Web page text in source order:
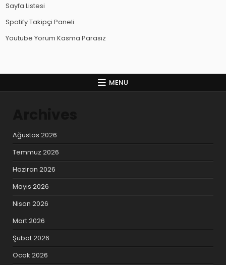
Sayfa Listesi
Spotify Takipçi Paneli
Youtube Yorum Kasma Parasız
MENU
Ağustos 2026
Temmuz 2026
Haziran 2026
Mayıs 2026
Nisan 2026
Mart 2026
Şubat 2026
Ocak 2026